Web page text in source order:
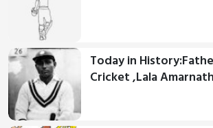
Today in
Cricket ,Lala